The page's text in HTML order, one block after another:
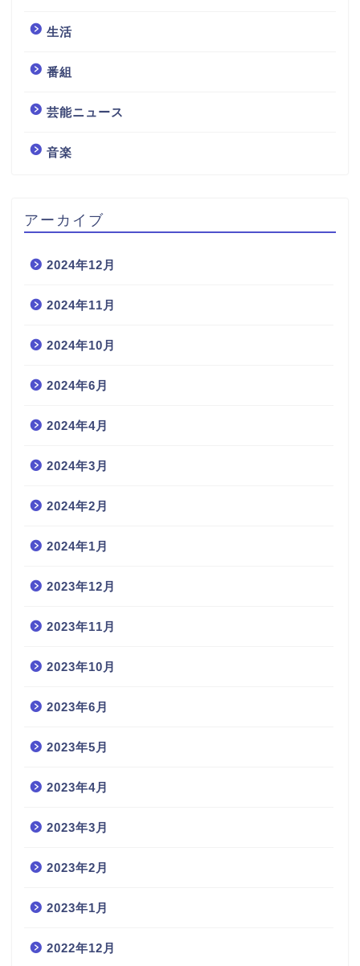
生活
番組
芸能ニュース
音楽
アーカイブ
2024年12月
2024年11月
2024年10月
2024年6月
2024年4月
2024年3月
2024年2月
2024年1月
2023年12月
2023年11月
2023年10月
2023年6月
2023年5月
2023年4月
2023年3月
2023年2月
2023年1月
2022年12月